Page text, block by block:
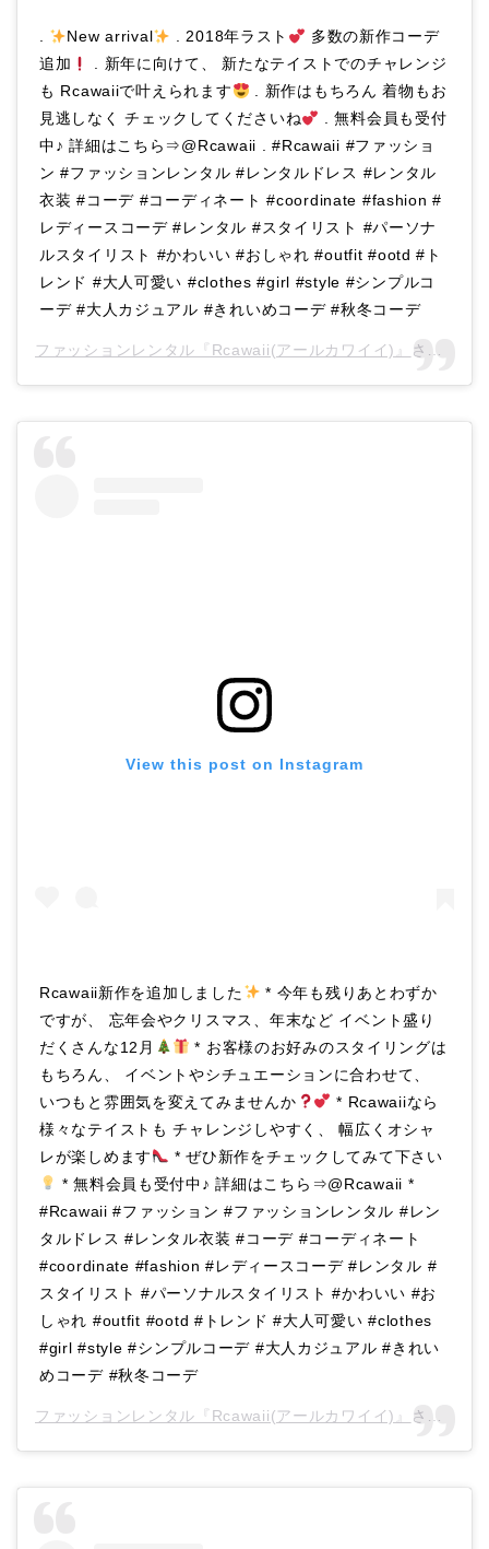
. New arrival . 2018年ラスト
多数の新作コーデ
追加
. 新年に向けて、 新たなテイストでのチャレンジ
も Rcawaiiで叶えられます
. 新作はもちろん 着物もお
見逃しなく チェックしてくださいね
. 無料会員も受付
中♪ 詳細はこちら⇒@Rcawaii . #Rcawaii #ファッショ
ン #ファッションレンタル #レンタルドレス #レンタル
衣装 #コーデ #コーディネート #coordinate #fashion #
レディースコーデ #レンタル #スタイリスト #パーソナ
ルスタイリスト #かわいい #おしゃれ #outfit #ootd #ト
レンド #大人可愛い #clothes #girl #style #シンプルコ
ーデ #大人カジュアル #きれいめコーデ #秋冬コーデ
ファッションレンタル『Rcawaii(アールカワイイ)』 さん(@rcawaii)がシェアした投稿 –
View this post on Instagram
Rcawaii新作を追加しました
* 今年も残りあとわずか
ですが、 忘年会やクリスマス、年末など イベント盛り
だくさんな12月
* お客様のお好みのスタイリングは
もちろん、 イベントやシチュエーションに合わせて、
いつもと雰囲気を変えてみませんか
* Rcawaiiなら
様々なテイストも チャレンジしやすく、 幅広くオシャ
レが楽しめます
* ぜひ新作をチェックしてみて下さい
* 無料会員も受付中♪ 詳細はこちら⇒@Rcawaii *
#Rcawaii #ファッション #ファッションレンタル #レン
タルドレス #レンタル衣装 #コーデ #コーディネート
#coordinate #fashion #レディースコーデ #レンタル #
スタイリスト #パーソナルスタイリスト #かわいい #お
しゃれ #outfit #ootd #トレンド #大人可愛い #clothes
#girl #style #シンプルコーデ #大人カジュアル #きれい
めコーデ #秋冬コーデ
ファッションレンタル『Rcawaii(アールカワイイ)』 さん(@rcawaii)がシェアした投稿 –